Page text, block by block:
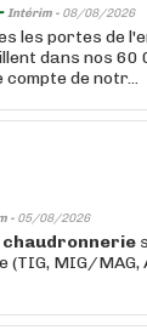
Intérim - 08/08/2026
les portes de
dans nos 60
de notr...
- 05/08/2026
chaudronnerie
(TIG, MIG/